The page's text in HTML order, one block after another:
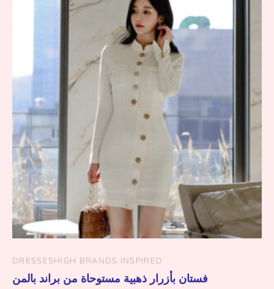
DRESSESHIGH BRANDS INSPIRED
فستان بأزرار ذهبية مستوحاة من براند بالمن